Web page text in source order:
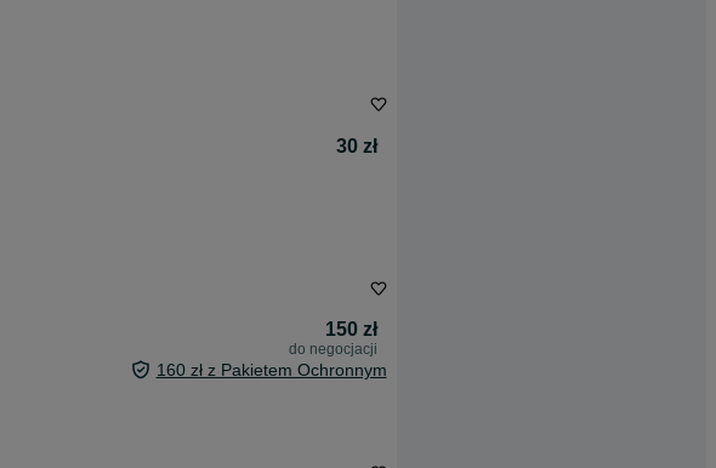
30 zł
150 zł
do negocjacji
160 zł z Pakietem Ochronnym